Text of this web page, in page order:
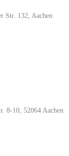
Str. 132, Aachen
8-10, 52064 Aachen